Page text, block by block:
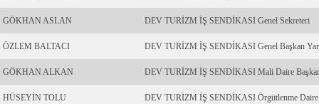
GÖKHAN ASLAN DEV TURİZM İŞ SENDİKASI Genel Sekreteri
ÖZLEM BALTACI DEV TURİZM İŞ SENDİKASI Genel Başkan
GÖKHAN ALKAN DEV TURİZM İŞ SENDİKASI Mali Daire
HÜSEYİN TOLU DEV TURİZM İŞ SENDİKASI Örgütlenme Daire